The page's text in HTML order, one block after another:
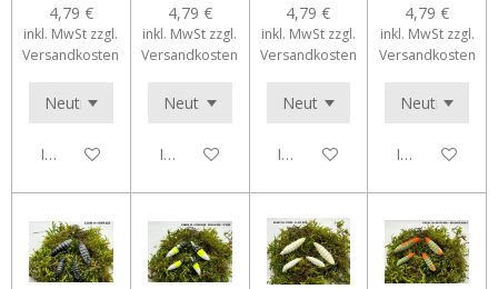
4,79 €
inkl. MwSt zzgl.
Versandkosten
In den Warenkorb
4,79 €
inkl. MwSt zzgl.
Versandkosten
In den Warenkorb
4,79 €
inkl. MwSt zzgl.
Versandkosten
In den Warenkorb
4,79 €
inkl. MwSt zzgl.
Versandkosten
In den